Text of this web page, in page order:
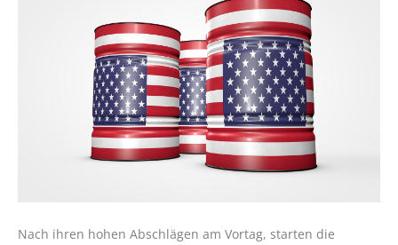
Nach ihren hohen Abschlägen am Vortag, starten die